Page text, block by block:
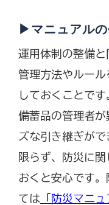
▶マニュアル
運用体制の整備
管理方法やルー
しておくことです
備蓄品の管理者
ズな引き継ぎが
限らず、防災に
おくと安心です
ては 「防災マニ